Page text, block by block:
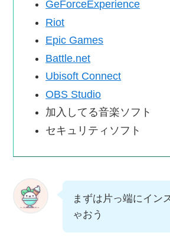
GeForceExperience
Riot
Epic Games
Battle.net
Ubisoft Connect
OBS Studio
加入してる音楽ソフト
セキュリティソフト
まずは片っ端にイン
ゃおう